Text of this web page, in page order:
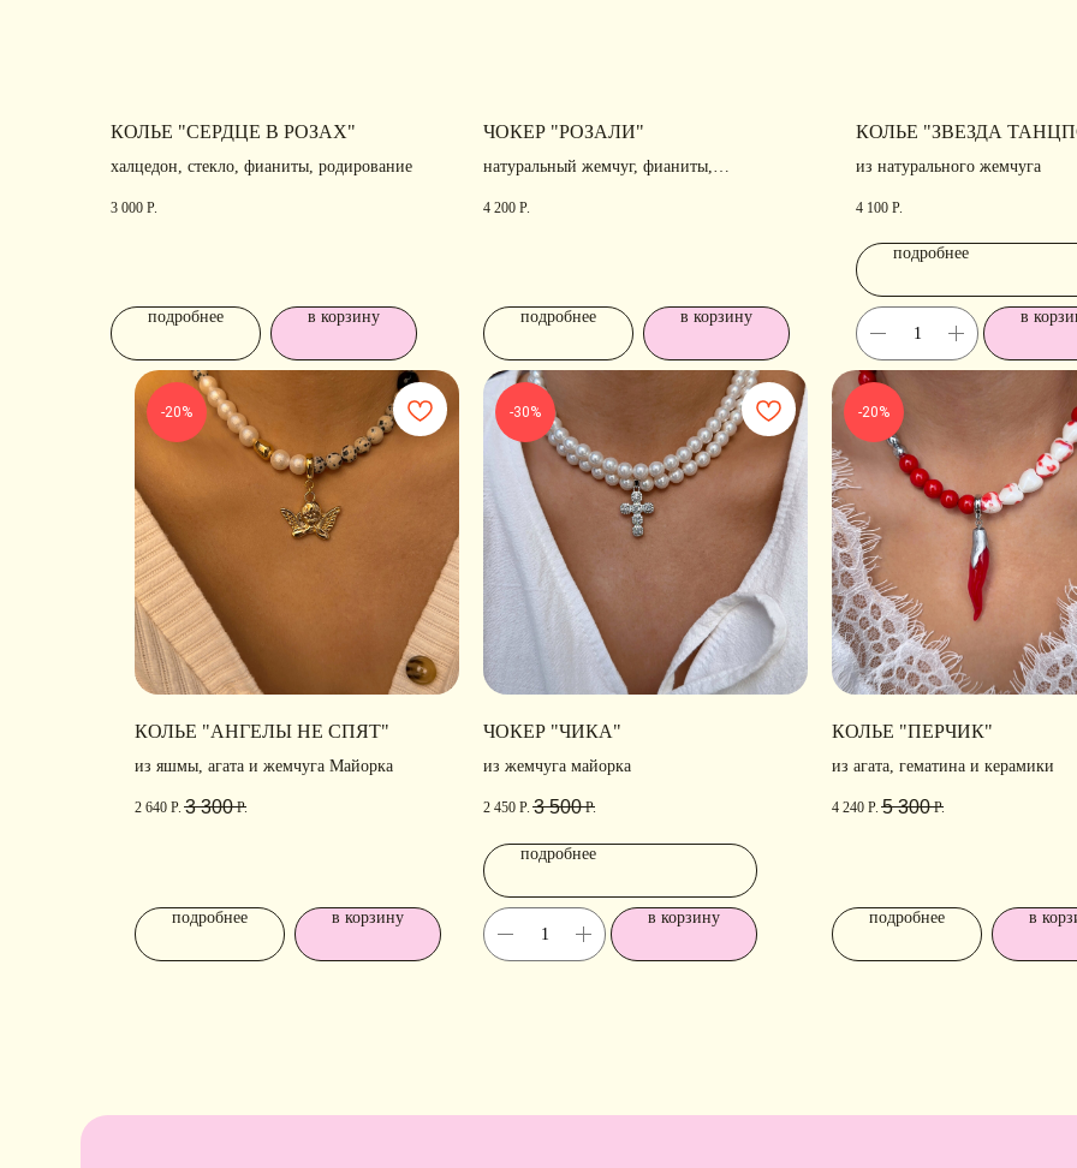
КОЛЬЕ "СЕРДЦЕ В РОЗАХ"
халцедон, стекло, фианиты, родирование
3 000 Р.
подробнее в корзину
ЧОКЕР "РОЗАЛИ"
натуральный жемчуг, фианиты,
4 200 Р.
подробнее в корзину
КОЛЬЕ "ЗВЕЗДА
из натурального жемчуга
4 100 Р.
подробнее
в
-20%
КОЛЬЕ "АНГЕЛЫ НЕ СПЯТ"
из яшмы, агата и жемчуга Майорка
2 640 Р. 3 300 Р.
подробнее в корзину
-30%
ЧОКЕР "ЧИКА"
из жемчуга майорка
2 450 Р. 3 500 Р.
подробнее
в корзину
-20%
КОЛЬЕ "ПЕРЧИК"
из агата, гематина и керамики
4 240 Р. 5 300 Р.
подробнее в
• Новости
• Главная
+ 7 (916) 958-00-78
РАЗДЕЛЫ ИНТЕРНЕТ-
МАГАЗИНА